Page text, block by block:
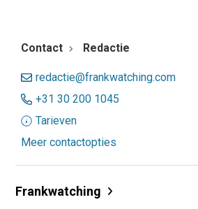
Contact Redactie
redactie@frankwatching.com
+31 30 200 1045
Tarieven
Meer contactopties
Frankwatching